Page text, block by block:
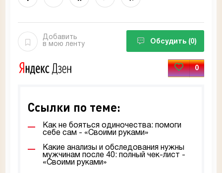
Добавить
в мою ленту
Обсудить (0)
0
Ссылки по теме:
Как не бояться одиночества: помоги
себе сам - «Своими руками»
Какие анализы и обследования нужны
мужчинам после 40: полный чек-лист -
«Своими руками»